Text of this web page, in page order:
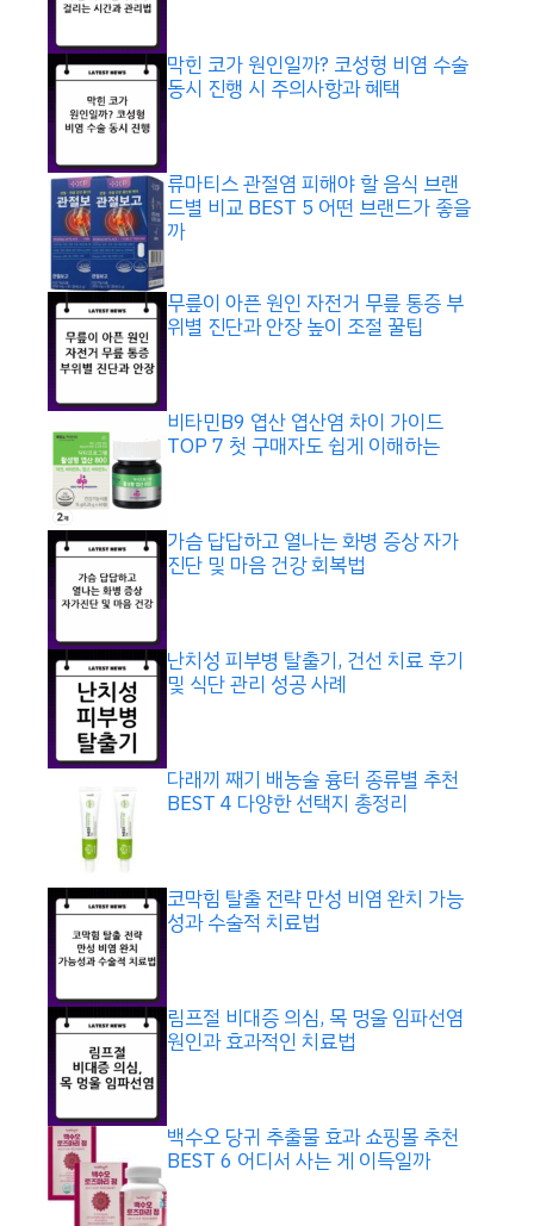
막힌 코가 원인일까? 코성형 비염 수술
동시 진행 시 주의사항과 혜택
류마티스 관절염 피해야 할 음식 브랜
드별 비교 BEST 5 어떤 브랜드가 좋을
까
무릎이 아픈 원인 자전거 무릎 통증 부
위별 진단과 안장 높이 조절 꿀팁
비타민B9 엽산 엽산염 차이 가이드
TOP 7 첫 구매자도 쉽게 이해하는
가슴 답답하고 열나는 화병 증상 자가
진단 및 마음 건강 회복법
난치성 피부병 탈출기, 건선 치료 후기
및 식단 관리 성공 사례
다래끼 째기 배농술 흉터 종류별 추천
BEST 4 다양한 선택지 총정리
코막힘 탈출 전략 만성 비염 완치 가능
성과 수술적 치료법
림프절 비대증 의심, 목 멍울 임파선염
원인과 효과적인 치료법
백수오 당귀 추출물 효과 쇼핑몰 추천
BEST 6 어디서 사는 게 이득일까